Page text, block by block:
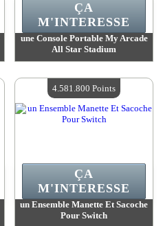
une Console Portable My Arcade
All Star Stadium
Quantité Disponible :4
ÇA
M'INTERESSE
un Ensemble Manette Et Sacoche
Pour Switch
ÇA
M'INTERESSE
4.581.800 Points